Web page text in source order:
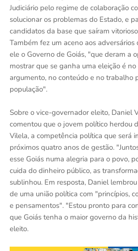
Judiciário pelo regime de colaboração
solucionar os problemas do Estado, e
candidatos da base que saíram
Também fez um aceno aos
ele o Governo de Goiás, "que deram a
mostrar que se ganha uma eleição é
argumento, no conteúdo e no trabalho
população".
Sobre o vice-governador eleito, Daniel
comentou que o jovem político herdou
Vilela, a competência política que será
próximos quatro anos de gestão.
esse Goiás numa alegria para o povo,
cuida do dinheiro público, as
sublinhou. Em resposta, Daniel
de uma união política com "princípios,
e pensamentos". "Estou pronto para
que Goiás tenha o maior governo da
eleito.